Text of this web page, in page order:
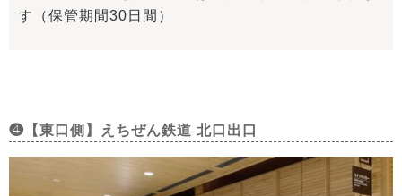
す（保管期間30日間）
❹【東口側】えちぜん鉄道 北口出口